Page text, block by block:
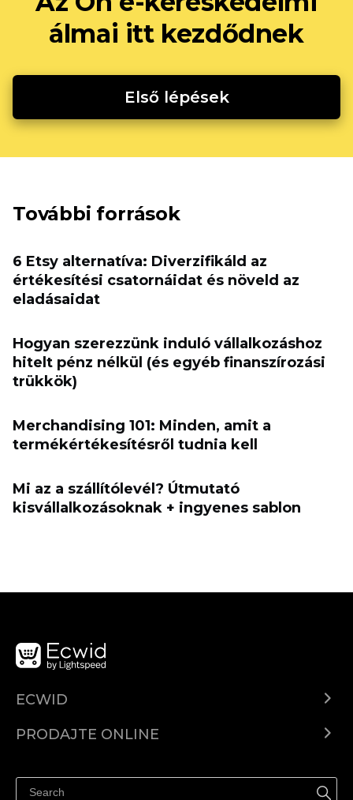
álmai itt kezdődnek
Első lépések
További források
6 Etsy alternatíva: Diverzifikáld az
értékesítési csatornáidat és növeld az
eladásaidat
Hogyan szerezzünk induló vállalkozáshoz
hitelt pénz nélkül (és egyéb finanszírozási
trükkök)
Merchandising 101: Minden, amit a
termékértékesítésről tudnia kell
Mi az a szállítólevél? Útmutató
kisvállalkozásoknak + ingyenes sablon
ECWID
PRODAJTE ONLINE